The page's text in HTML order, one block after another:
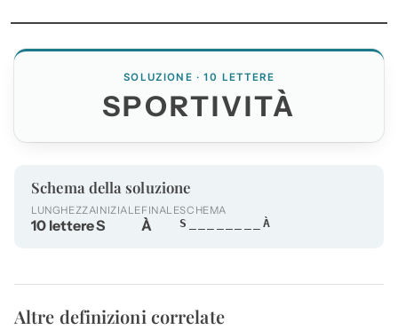
SOLUZIONE · 10 LETTERE
SPORTIVITÀ
Schema della soluzione
LUNGHEZZA
10 lettere
INIZIALE
S
FINALE
À
SCHEMA
S________À
Altre definizioni correlate